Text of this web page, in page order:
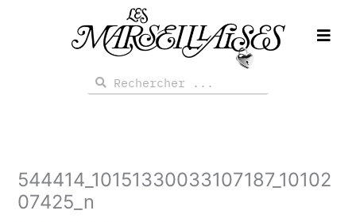
Rechercher
Rechercher
544414_10151330033107187_10102
07425_n